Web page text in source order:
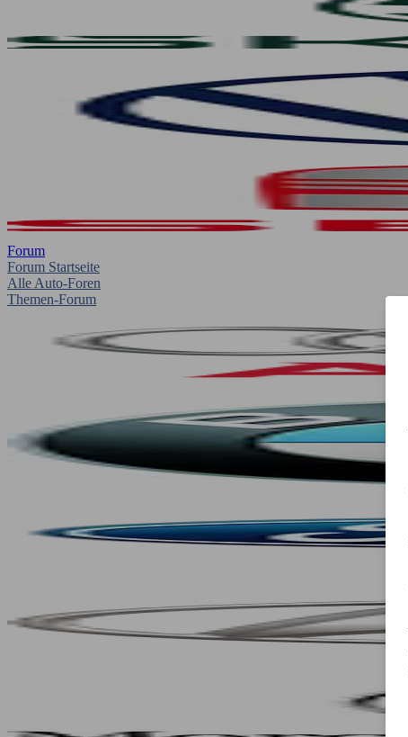
Forum
Forum Startseite
Alle Auto-Foren
Themen-Forum